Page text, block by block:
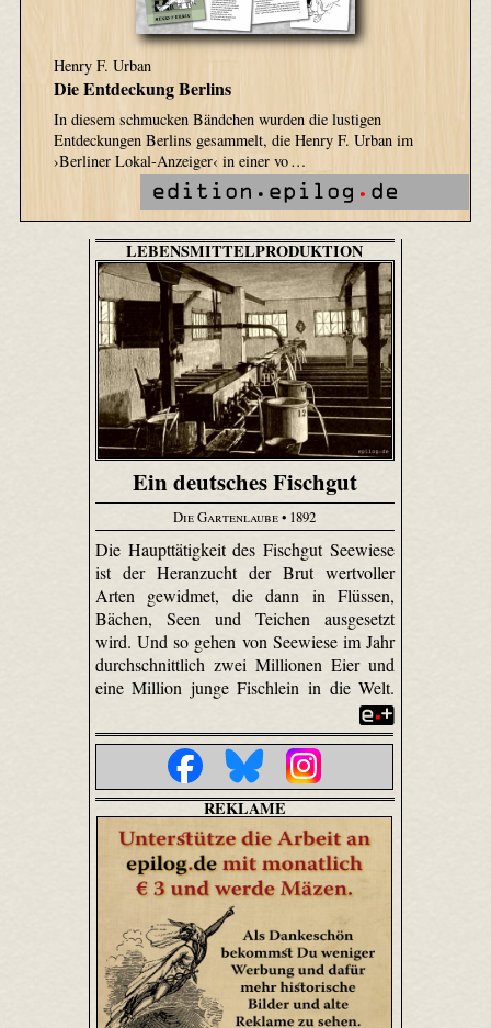
Henry F. Urban
Die Entdeckung Berlins
In diesem schmucken Bändchen wurden die lustigen
Entdeckungen Berlins gesammelt, die Henry F. Urban im
›Berliner Lokal-Anzeiger‹ in einer vo …
LEBENSMITTELPRODUKTION
Ein deutsches Fischgut
Die Gartenlaube• 1892
Die Haupttätigkeit des Fischgut Seewiese
ist der Heran­zucht der Brut wertvoller
Arten gewidmet, die dann in Flüssen,
Bächen, Seen und Teichen ausgesetzt
wird. Und so gehen von Seewiese im Jahr
durchschnittlich zwei Millionen Eier und
eine Million junge Fischlein in die Welt.
REKLAME